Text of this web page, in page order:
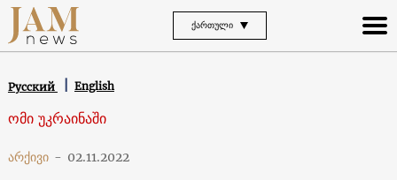
ᲥᲐᲠᲗᲣᲚᲘ
Русский English
ომი უკრაინაში
არქივი - 02.11.2022